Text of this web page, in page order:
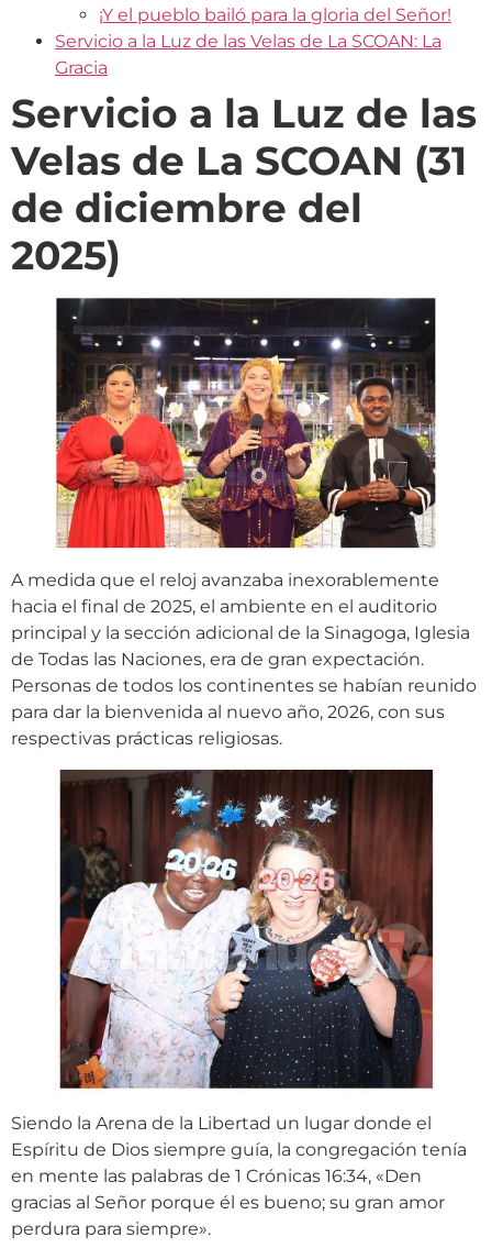
¡Y el pueblo bailó para la gloria del Señor!
Servicio a la Luz de las Velas de La SCOAN: La
Gracia
Servicio a la Luz de las
Velas de La SCOAN (31
de diciembre del
2025)
A medida que el reloj avanzaba inexorablemente
hacia el final de 2025, el ambiente en el auditorio
principal y la sección adicional de la Sinagoga, Iglesia
de Todas las Naciones, era de gran expectación.
Personas de todos los continentes se habían reunido
para dar la bienvenida al nuevo año, 2026, con sus
respectivas prácticas religiosas.
Siendo la Arena de la Libertad un lugar donde el
Espíritu de Dios siempre guía, la congregación tenía
en mente las palabras de 1 Crónicas 16:34, «Den
gracias al Señor porque él es bueno; su gran amor
perdura para siempre».